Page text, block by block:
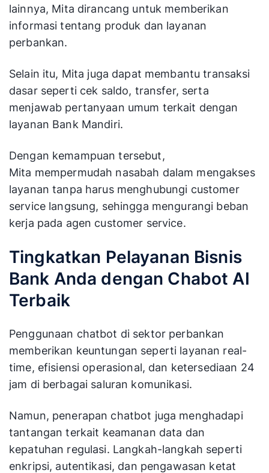
lainnya, Mita dirancang untuk memberikan
informasi tentang produk dan layanan
perbankan.
Selain itu, Mita juga dapat membantu transaksi
dasar seperti cek saldo, transfer, serta
menjawab pertanyaan umum terkait dengan
layanan Bank Mandiri.
Dengan kemampuan tersebut,
Mita mempermudah nasabah dalam mengakses
layanan tanpa harus menghubungi customer
service langsung, sehingga mengurangi beban
kerja pada agen customer service.
Tingkatkan Pelayanan Bisnis
Bank Anda dengan Chabot AI
Terbaik
Penggunaan chatbot di sektor perbankan
memberikan keuntungan seperti layanan real-
time, efisiensi operasional, dan ketersediaan 24
jam di berbagai saluran komunikasi.
Namun, penerapan chatbot juga menghadapi
tantangan terkait keamanan data dan
kepatuhan regulasi. Langkah-langkah seperti
enkripsi, autentikasi, dan pengawasan ketat